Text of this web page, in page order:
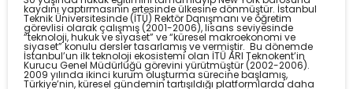
kaydını yaptırmasının ertesinde ülkesine dönmüştür. İstanbul
Teknik Üniversitesinde (İTÜ) Rektör Danışmanı ve öğretim
görevlisi olarak çalışmış (2001-2006), lisans seviyesinde
“teknoloji, hukuk ve siyaset” ve “küresel makroekonomi ve
siyaset” konulu dersler tasarlamış ve vermiştir. Bu dönemde
İstanbul’un ilk teknoloji ekosistemi olan İTÜ ARI Teknokent’in
Kurucu Genel Müdürlüğü görevini yürütmüştür (2002-2006).
2009 yılında ikinci kurum oluşturma sürecine başlamış,
Türkiye’nin, küresel gündemin tartışıldığı platformlarda daha